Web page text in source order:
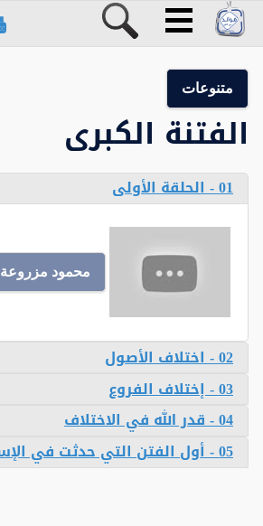
متنوعات
الفتنة الكبرى
01 - الحلقة الأولى
محمود مزروعة
02 - اختلاف الأصول
03 - إختلاف الفروع
04 - قدر الله في الاختلاف
05 - أول الفتن التي حدثت في الإسلام